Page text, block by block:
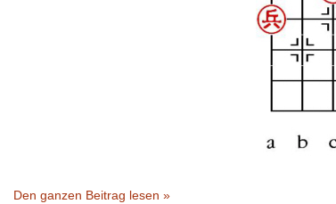
Den ganzen Beitrag lesen »